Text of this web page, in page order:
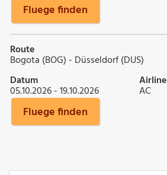
Fluege finden
Route
Bogota (BOG) - Düsseldorf (DUS)
Datum
05.10.2026 - 19.10.2026
Airline
AC
Fluege finden